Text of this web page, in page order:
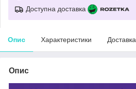
Доступна доставка
Опис Характеристики Доставка
Опис